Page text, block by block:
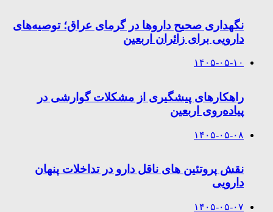
نگهداری صحیح داروها در گرمای عراق؛ توصیه‌های
دارویی برای زائران اربعین
۱۴۰۵-۰۵-۱۰
راهکارهای پیشگیری از مشکلات گوارشی در
پیاده‌روی اربعین
۱۴۰۵-۰۵-۰۸
نقش پروتئین های ناقل دارو در تداخلات پنهان
دارویی
۱۴۰۵-۰۵-۰۷